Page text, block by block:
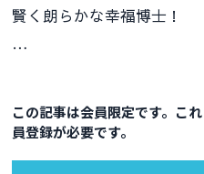
賢く朗らかな幸福博士！
…
この記事は会員限定です。こ
員登録が必要です。